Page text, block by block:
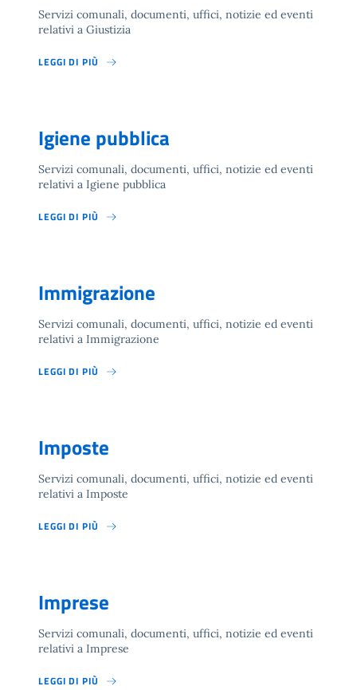
Servizi comunali, documenti, uffici, notizie ed eventi
relativi a Giustizia
LEGGI DI PIÙ
Igiene pubblica
Servizi comunali, documenti, uffici, notizie ed eventi
relativi a Igiene pubblica
LEGGI DI PIÙ
Immigrazione
Servizi comunali, documenti, uffici, notizie ed eventi
relativi a Immigrazione
LEGGI DI PIÙ
Imposte
Servizi comunali, documenti, uffici, notizie ed eventi
relativi a Imposte
LEGGI DI PIÙ
Imprese
Servizi comunali, documenti, uffici, notizie ed eventi
relativi a Imprese
LEGGI DI PIÙ